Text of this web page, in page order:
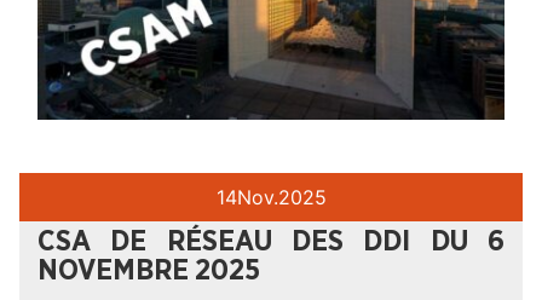
14Nov.2025
CSA DE RÉSEAU DES DDI DU 6
NOVEMBRE 2025